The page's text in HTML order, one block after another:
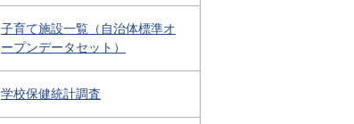
子育て施設一覧（自治体標準オ
ープンデータセット）
学校保健統計調査